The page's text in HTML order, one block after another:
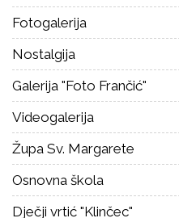
Fotogalerija
Nostalgija
Galerija "Foto Frančić"
Videogalerija
Župa Sv. Margarete
Osnovna škola
Dječji vrtić "Klinčec"